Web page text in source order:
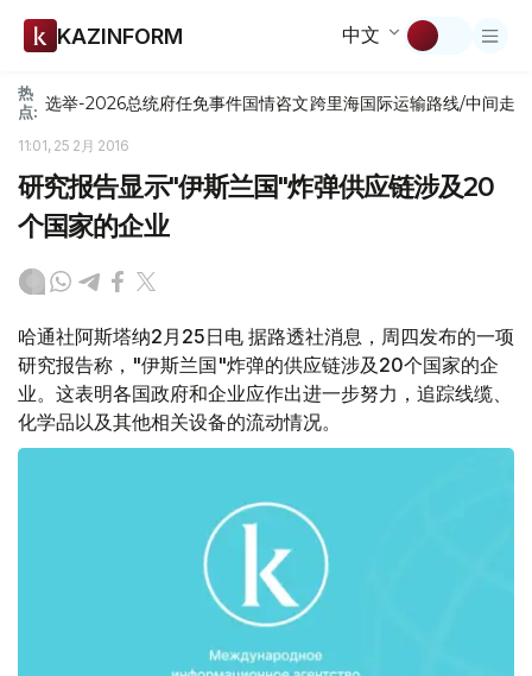
KAZINFORM 中文
热
点: 选举-2026总统府任免事件国情咨文跨里海国际运输路线/中间走廊
11:01, 25 2月 2016
研究报告显示"伊斯兰国"炸弹供应链涉及20
个国家的企业
哈通社阿斯塔纳2月25日电 据路透社消息，周四发布的一项
研究报告称，"伊斯兰国"炸弹的供应链涉及20个国家的企
业。这表明各国政府和企业应作出进一步努力，追踪线缆、
化学品以及其他相关设备的流动情况。